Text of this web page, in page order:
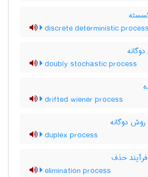
discrete deterministic process
doubly stochastic process
drifted wiener process
روش دوگانه
duplex process
حذف
elimination process